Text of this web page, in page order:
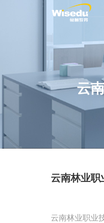
云
云南林业
云南林业职业